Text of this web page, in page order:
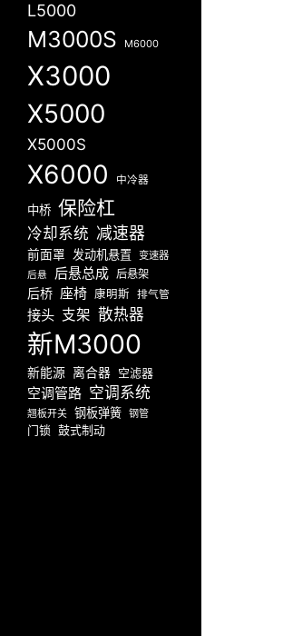
L5000
M3000S M6000
X3000
X5000
X5000S
X6000 中冷器
中桥 保险杠
冷却系统 减速器
前面罩 发动机悬置 变速器
后悬 后悬总成 后悬架
后桥 座椅 康明斯 排气管
接头 支架 散热器
新M3000
新能源 离合器 空滤器
空调管路 空调系统
翘板开关 钢板弹簧 钢管
门锁 鼓式制动